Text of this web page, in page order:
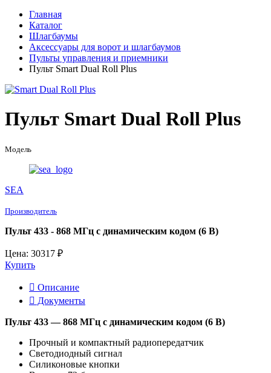
Главная
Каталог
Шлагбаумы
Аксессуары для ворот и шлагбаумов
Пульты управления и приемники
Пульт Smart Dual Roll Plus
Пульт Smart Dual Roll Plus
Модель
SEA
Производитель
Пульт 433 - 868 МГц с динамическим кодом (6 В)
Цена: 30317 ₽
Купить
Описание
Документы
Пульт 433 — 868 МГц с динамическим кодом (6 В)
Прочный и компактный радиопередатчик
Светодиодный сигнал
Силиконовые кнопки